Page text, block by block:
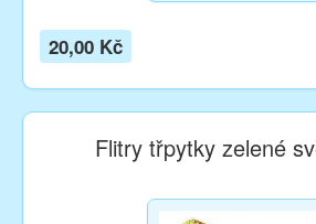
20,00 Kč
Flitry třpytky zelené